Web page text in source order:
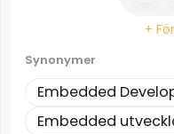
+
Synonymer
Embedded
Embedded